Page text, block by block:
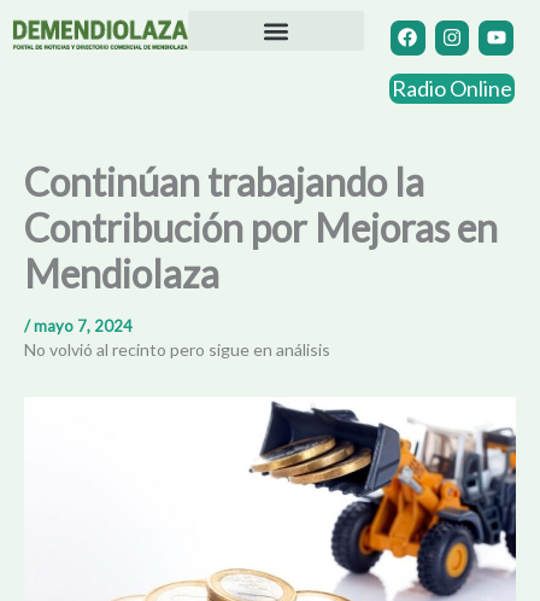
F
a
c
e
b
I
n
s
t
a
Y
o
u
t
u
Radio Online
Continúan trabajando la
Contribución por Mejoras en
Mendiolaza
/mayo 7, 2024
No volvió al recinto pero sigue en análisis